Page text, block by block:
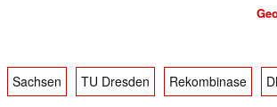
Sachsen TU Dresden Rekombinase